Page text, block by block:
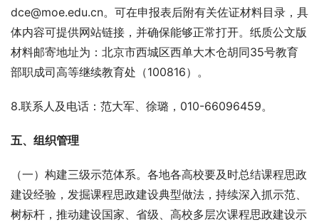
dce@moe.edu.cn。可在申报表后附有关佐证材料目录，具
体内容可提供网站链接，并确保能够正常打开。纸质公文版
材料邮寄地址为：北京市西城区西单大木仓胡同35号教育
部职成司高等继续教育处（100816）。
8.联系人及电话：范大军、徐璐，010-66096459。
五、组织管理
（一）构建三级示范体系。各地各高校要及时总结课程思政
建设经验，发掘课程思政建设典型做法，持续深入抓示范、
树标杆，推动建设国家、省级、高校多层次课程思政建设示